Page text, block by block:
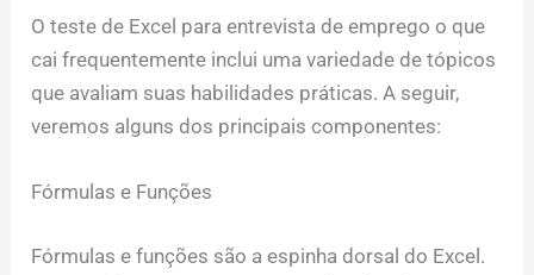
O teste de Excel para entrevista de emprego o que
cai frequentemente inclui uma variedade de tópicos
que avaliam suas habilidades práticas. A seguir,
veremos alguns dos principais componentes:
Fórmulas e Funções
Fórmulas e funções são a espinha dorsal do Excel.